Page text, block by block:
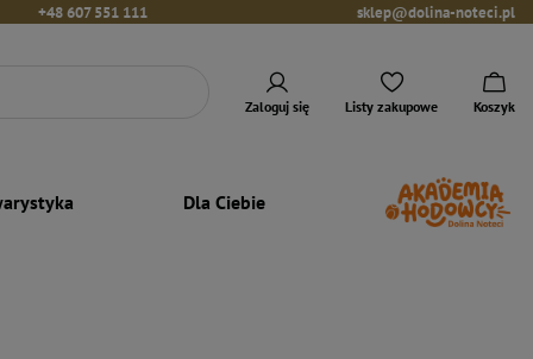
+48 607 551 111 sklep@dolina-noteci.pl
Zaloguj się Listy zakupowe Koszyk
Dla Ciebie